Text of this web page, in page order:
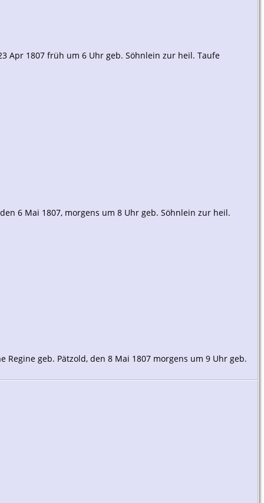
Apr 1807 früh um 6 Uhr geb. Söhnlein zur heil. Taufe
6 Mai 1807, morgens um 8 Uhr geb. Söhnlein zur heil.
geb. Pätzold, den 8 Mai 1807 morgens um 9 Uhr geb.